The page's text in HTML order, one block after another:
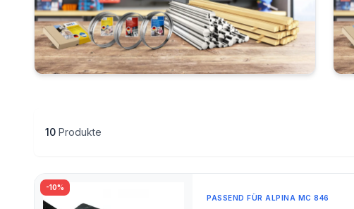
10 Produkte
-10%
PASSEND FÜR ALPINA MC 846